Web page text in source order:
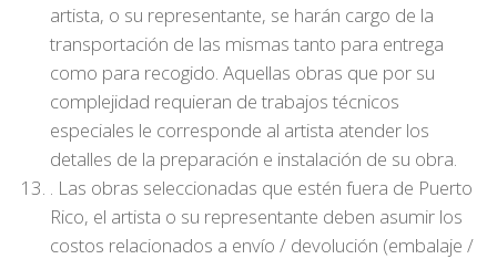
artista, o su representante, se harán cargo de la
transportación de las mismas tanto para entrega
como para recogido. Aquellas obras que por su
complejidad requieran de trabajos técnicos
especiales le corresponde al artista atender los
detalles de la preparación e instalación de su obra.
. Las obras seleccionadas que estén fuera de Puerto
Rico, el artista o su representante deben asumir los
costos relacionados a envío / devolución (embalaje /